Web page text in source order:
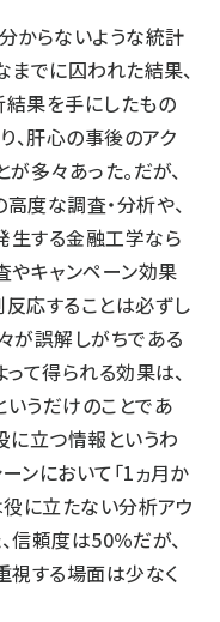
からないような統計
までに囚われた結果、
果を手にしたもの
、肝心の事後のアク
多々あった。だが、
度な調査・分析や、
する金融工学なら
やキャンペーン効果
応することは必ずし
が誤解しがちである
て得られる効果は、
うだけのことであ
に立つ情報というわ
ンにおいて「1ヵ月か
に立たない分析アウ
信頼度は50％だが、
視する場面は少なく